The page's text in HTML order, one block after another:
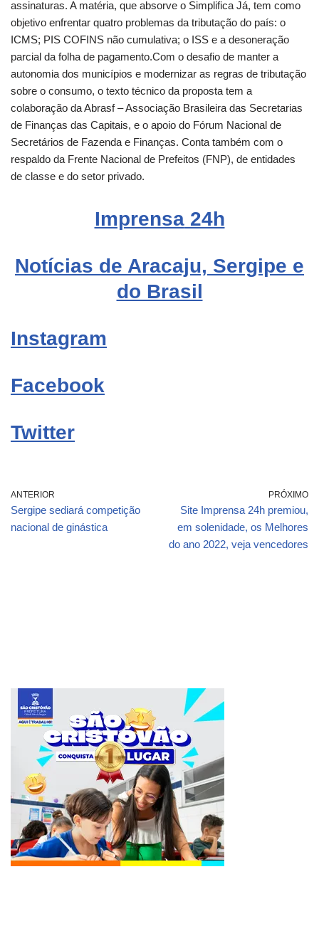
assinaturas. A matéria, que absorve o Simplifica Já, tem como
objetivo enfrentar quatro problemas da tributação do país: o
ICMS; PIS COFINS não cumulativa; o ISS e a desoneração
parcial da folha de pagamento.Com o desafio de manter a
autonomia dos municípios e modernizar as regras de tributação
sobre o consumo, o texto técnico da proposta tem a
colaboração da Abrasf – Associação Brasileira das Secretarias
de Finanças das Capitais, e o apoio do Fórum Nacional de
Secretários de Fazenda e Finanças. Conta também com o
respaldo da Frente Nacional de Prefeitos (FNP), de entidades
de classe e do setor privado.
Imprensa24h
Notícias de Aracaju, Sergipe e
do Brasil
Instagram
Facebook
Twitter
ANTERIOR
Sergipe sediará competição
nacional de ginástica
PRÓXIMO
Site Imprensa 24h premiou,
em solenidade, os Melhores
do ano 2022, veja vencedores